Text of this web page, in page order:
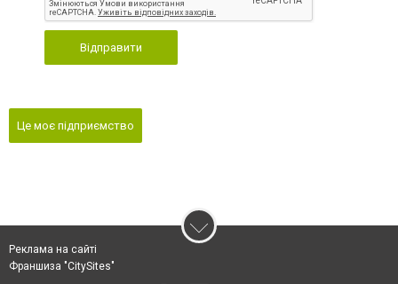
Відправити
Це моє підприємство
Реклама на сайті
Франшиза "CitySites"